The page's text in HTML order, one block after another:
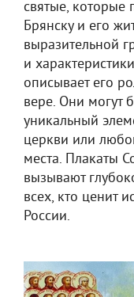
святые, которые
Брянску и его
выразительной
и
описывает его
вере. Они могут
уникальный
церкви или
места. Плакаты
вызывают
всех, кто ценит
России.